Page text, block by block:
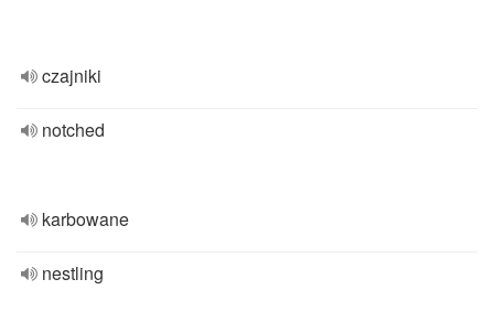
czajniki
notched
karbowane
nestling